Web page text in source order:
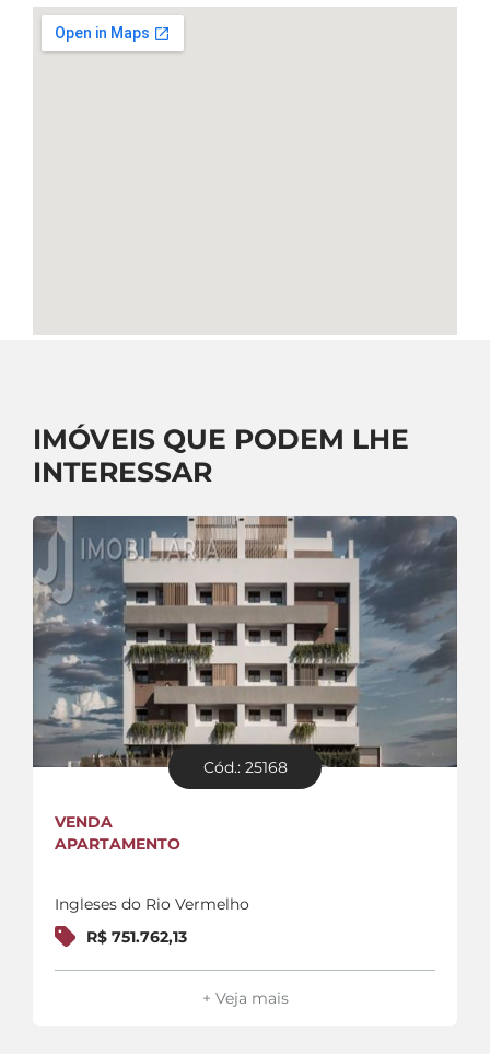
IMÓVEIS QUE PODEM LHE
INTERESSAR
Cód.: 25168
VENDA
APARTAMENTO
Ingleses do Rio Vermelho
R$ 751.762,13
+ Veja mais